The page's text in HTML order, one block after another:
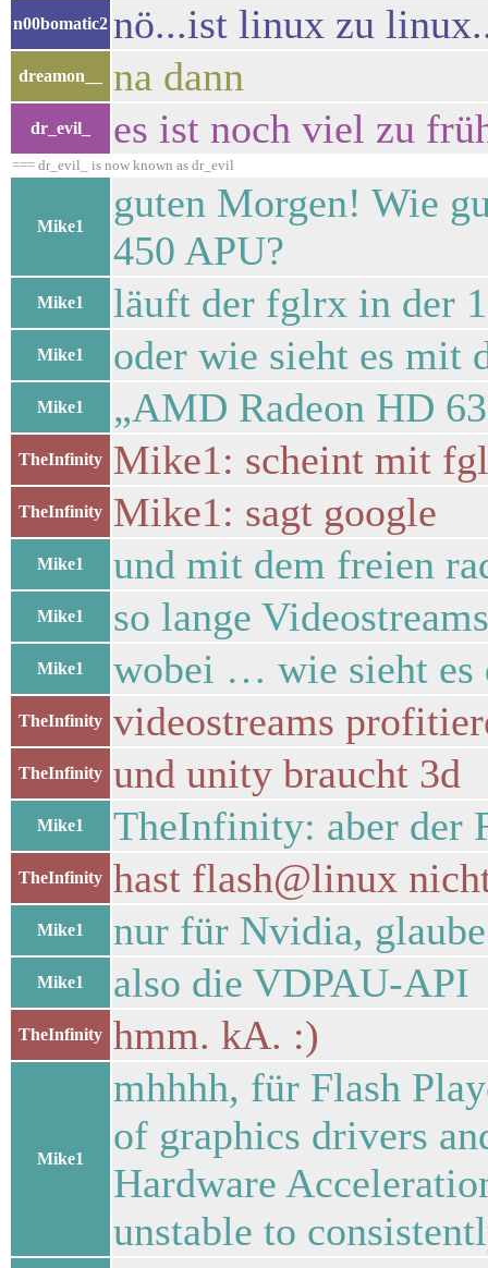
n00bomatic2 nö...ist linux zu
dreamon__ na dann
dr_evil_ es ist noch viel zu
=== dr_evil_ is now known as dr_evil
Mike1
guten Morgen! Wie
450 APU?
Mike1 läuft der fglrx in der
Mike1 oder wie sieht es mit
Mike1 „AMD Radeon HD
TheInfinity Mike1: scheint mit
TheInfinity Mike1: sagt google
Mike1 und mit dem freien
Mike1 so lange
Mike1 wobei … wie sieht es
TheInfinity videostreams
TheInfinity und unity braucht 3d
Mike1 TheInfinity: aber der
TheInfinity hast flash@linux
Mike1 nur für Nvidia,
Mike1 also die VDPAU-API
TheInfinity hmm. kA. :)
Mike1
mhhhh, für Flash
of graphics drivers
Hardware
unstable to